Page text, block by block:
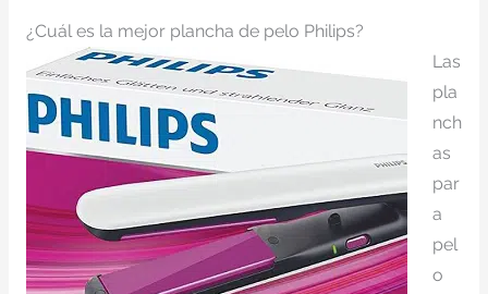
¿Cuál es la mejor plancha de pelo Philips?
Las
pla
nch
as
par
a
pel
o